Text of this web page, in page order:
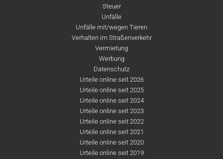
Steuer
Unfälle
Unfälle mit/wegen Tieren
Verhalten im Straßenverkehr
Vermietung
Werbung
Datenschutz
Urteile online seit 2026
Urteile online seit 2025
Urteile online seit 2024
Urteile online seit 2023
Urteile online seit 2022
Urteile online seit 2021
Urteile online seit 2020
Urteile online seit 2019